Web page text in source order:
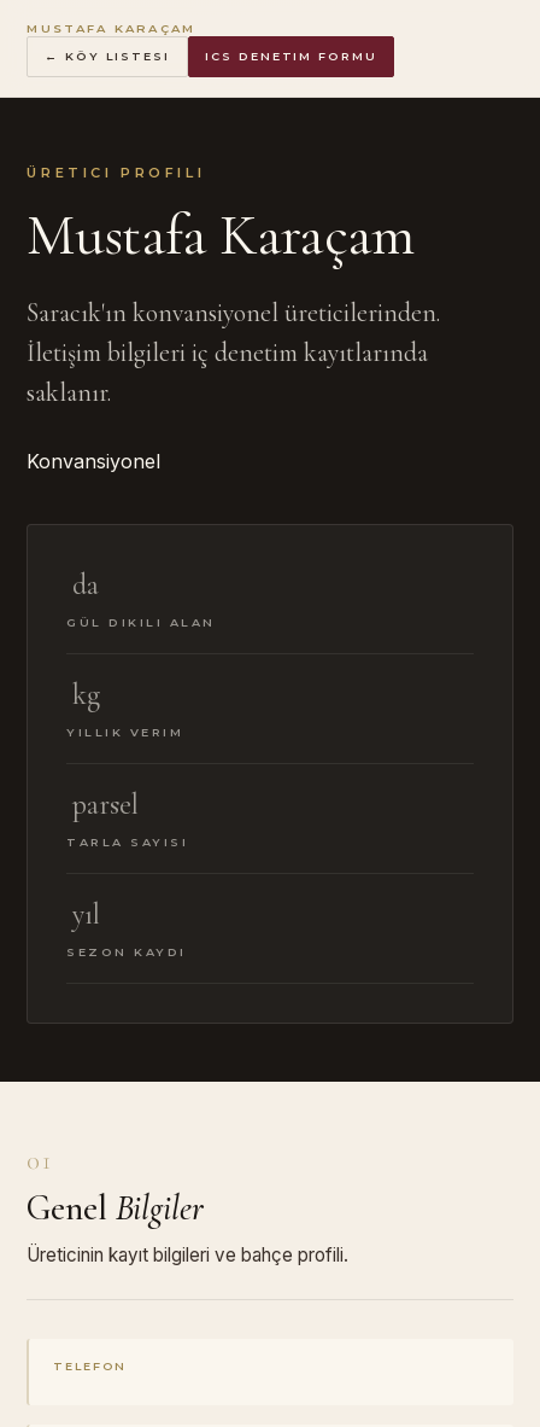
MUSTAFA KARAÇAM
← KÖY LISTESI ICS DENETIM FORMU
ÜRETICI PROFILI
Mustafa Karaçam
Saracık'ın konvansiyonel üreticilerinden.
İletişim bilgileri iç denetim kayıtlarında
saklanır.
Konvansiyonel
da
GÜL DIKILI ALAN
kg
YILLIK VERIM
parsel
TARLA SAYISI
yıl
SEZON KAYDI
01
Genel Bilgiler
Üreticinin kayıt bilgileri ve bahçe profili.
TELEFON